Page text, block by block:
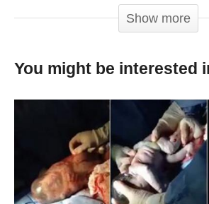
τελευταία λέξη της τεχνολογίας.
υπέροχες δυνατότητες του
μπορείτε να πατήσετε το pause.
Show more
You might be interested